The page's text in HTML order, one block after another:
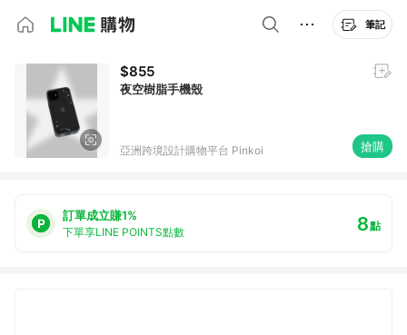
筆記
$855
夜空樹脂手機殼
亞洲跨境設計購物平台 Pinkoi 搶購
訂單成立賺1%
下單享LINE POINTS點數 8點